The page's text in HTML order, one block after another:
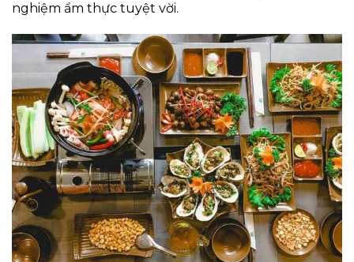
nghiệm ẩm thực tuyệt vời.